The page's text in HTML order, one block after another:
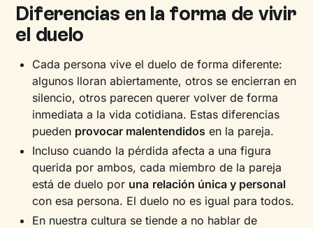
Diferencias en la forma de vivir
el duelo
Cada persona vive el duelo de forma diferente:
algunos lloran abiertamente, otros se encierran en
silencio, otros parecen querer volver de forma
inmediata a la vida cotidiana. Estas diferencias
pueden provocar malentendidos en la pareja.
Incluso cuando la pérdida afecta a una figura
querida por ambos, cada miembro de la pareja
está de duelo por una relación única y personal
con esa persona. El duelo no es igual para todos.
En nuestra cultura se tiende a no hablar de